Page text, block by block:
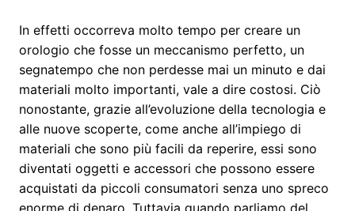
In effetti occorreva molto tempo per creare un
orologio che fosse un meccanismo perfetto, un
segnatempo che non perdesse mai un minuto e dai
materiali molto importanti, vale a dire costosi. Ciò
nonostante, grazie all’evoluzione della tecnologia e
alle nuove scoperte, come anche all’impiego di
materiali che sono più facili da reperire, essi sono
diventati oggetti e accessori che possono essere
acquistati da piccoli consumatori senza uno spreco
enorme di denaro. Tuttavia quando parliamo del